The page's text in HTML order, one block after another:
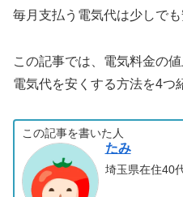
毎月支払う電気代は少しで
この記事では、電気料金の
電気代を安くする方法を4つ
この記事を書いた人
たみ
埼玉県在住40